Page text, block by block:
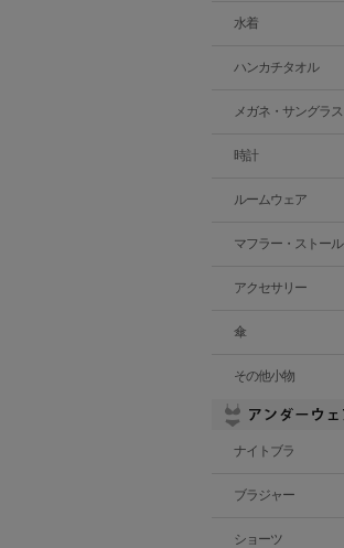
水着
ハンカチタオル
メガネ・サングラス
時計
ルームウェア
マフラー・ストール
アクセサリー
傘
その他小物
ナイトブラ
ブラジャー
ショーツ